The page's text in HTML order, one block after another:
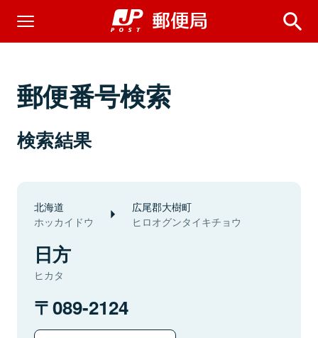
郵便番号検索
検索結果
北海道
ホッカイドウ
広尾郡大樹町
ヒロオグンタイキチョウ
日方
ヒカタ
089-2124